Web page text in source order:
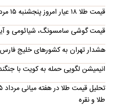
قیمت طلا ۱۸ عیار امروز پنجشنبه ۱۵ مرداد ۱۴۰۵
قیمت گوشی سامسونگ، شیائومی و آیفون امروز
هشدار تهران به کشورهای خلیج فارس
انیمیشن لگویی حمله به کویت با
طلا و نقره